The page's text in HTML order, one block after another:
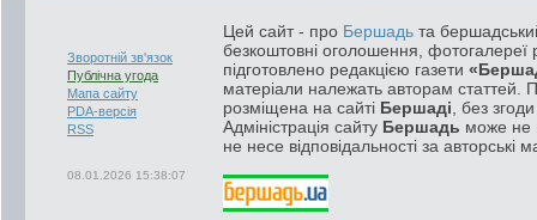
Зворотній зв'язок
Публічна угода
Мапа сайту
PDA-версія
RSS
08.01.2026 15:38:07
Цей сайт - про Бершадь та
безкоштовні оголошення, фотогалереї
підготовлено редакцією газети
матеріали належать авторам статтей.
розміщена на сайті Бершаді , без
Адміністрація сайту Бершадь може не
не несе відповідальності за авторські